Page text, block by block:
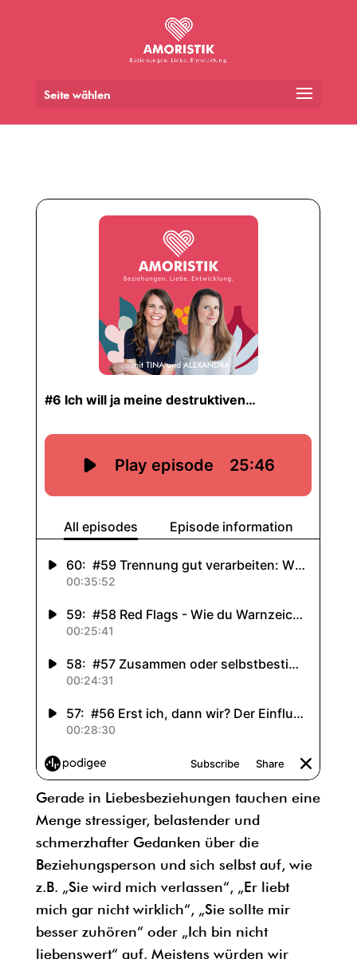
Seite wählen
Gerade in Liebesbeziehungen tauchen eine
Menge stressiger, belastender und
schmerzhafter Gedanken über die
Beziehungsperson und sich selbst auf, wie
z.B. „Sie wird mich verlassen“, „Er liebt
mich gar nicht wirklich“, „Sie sollte mir
besser zuhören“ oder „Ich bin nicht
liebenswert“ auf. Meistens würden wir